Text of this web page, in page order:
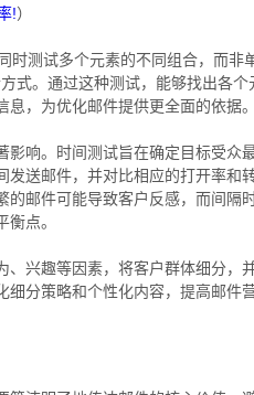
!）
时测试多个元素的不同组合，而
式。通过这种测试，能够找出各
，为优化邮件提供更全面的依据。
影响。时间测试旨在确定目标受
送邮件，并对比相应的打开率和
的邮件可能导致客户反感，而间
点。
兴趣等因素，将客户群体细分，
分策略和个性化内容，提高邮件